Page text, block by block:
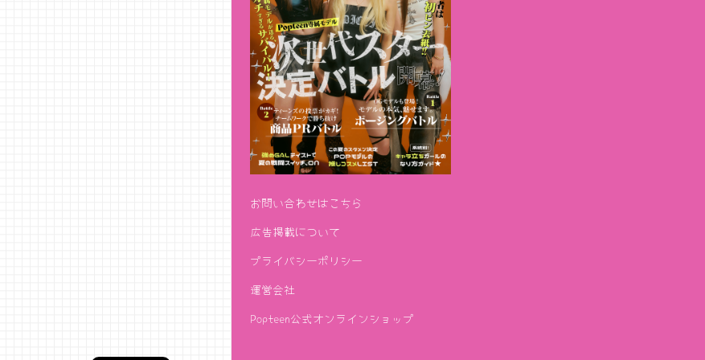
お問い合わせはこちら
広告掲載について
プライバシーポリシー
運営会社
Popteen公式オンラインショップ